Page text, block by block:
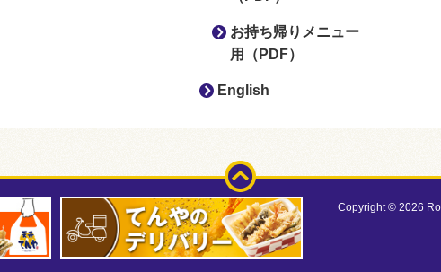
お持ち帰りメニュー
用（PDF）
English
Copyright © 2026